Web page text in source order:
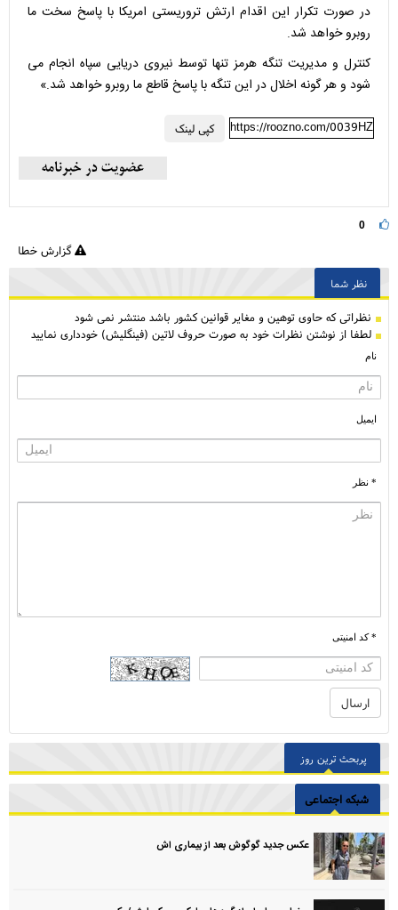
در صورت تکرار این اقدام ارتش تروریستی امریکا با پاسخ سخت ما
روبرو خواهد شد.
کنترل و مدیریت تنگه هرمز تنها توسط نیروی دریایی سپاه انجام می
شود و هر گونه اخلال در این تنگه با پاسخ قاطع ما روبرو خواهد شد.»
کپی لینک https://roozno.com/0039HZ
0
گزارش خطا
نظر شما
نظراتی كه حاوی توهین و مغایر قوانین کشور باشد منتشر نمی شود
لطفا از نوشتن نظرات خود به صورت حروف لاتین (فینگلیش) خودداری نمایید
نام
ایمیل
* نظر
* کد امنیتی
پربحث ترین روز
شبکه اجتماعی
عکس جدید گوگوش بعد از بیماری اش